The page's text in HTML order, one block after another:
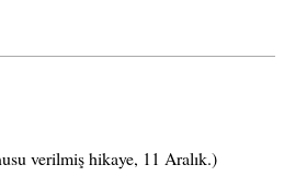
verilmiş hikaye, 11 Aralık.)